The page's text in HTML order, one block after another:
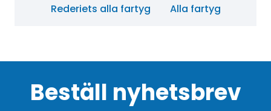
Rederiets alla fartyg Alla fartyg
Beställ nyhetsbrev